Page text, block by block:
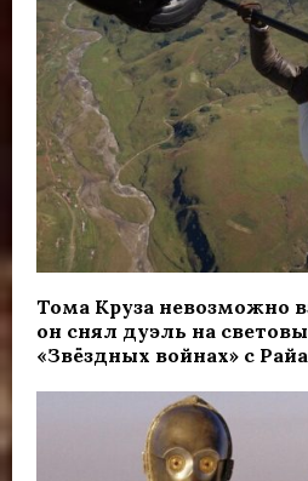
Тома Круза невозможно
он снял дуэль на
«Звёздных войнах» с